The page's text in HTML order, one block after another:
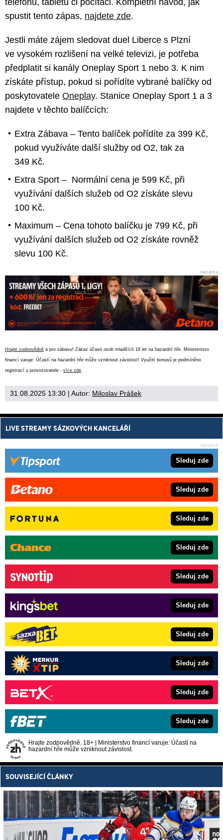
spustit tento zápas, najdete zde.
Jestli máte zájem sledovat duel Liberce s Plzní
ve vysokém rozlišení na velké televizi, je potřeba
předplatit si kanály Oneplay Sport 1 nebo 3. K nim
získáte přístup, pokud si pořídíte vybrané balíčky od
poskytovatele Oneplay. Stanice Oneplay Sport 1 a 3
najdete v těchto balíčcích:
Extra Zábava – Tento balíček pořídíte za 399 Kč,
pokud využíváte další služby od O2, tak za
349 Kč.
Extra Sport – Normální cena je 599 Kč, při
využívání dalších služeb od O2 získáte slevu
100 Kč.
Maximum – Cena tohoto balíčku je 799 Kč, při
využívání dalších služeb od O2 získáte rovněž
slevu 100 Kč.
Hrajte zodpovědně a pro zábavu! Zákaz účasti osob mladších 18 let na hazardní hře. Ministerstvo
financí varuje: Účastí na hazardní hře může vzniknout závislost! Využití bonusů je podmíněno
registrací u provozovatele - více zde.
31.08.2025 13:30 | Autor: Miloslav Prášek
LIVE STREAMY SÁZKOVÝCH KANCELÁŘÍ
Sleduj zde
Sleduj zde
Sleduj zde
Sleduj zde
Sleduj zde
Sleduj zde
Sleduj zde
Sleduj zde
Sleduj zde
Sleduj zde
Hrajte zodpovědně. 18+ | Ministerstvo financí varuje: Účastí na
hazardní hře může vzniknout závislost.
SOUVISEJÍCÍ ČLÁNKY